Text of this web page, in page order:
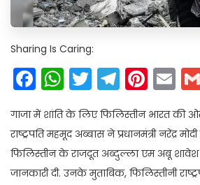
Sharing Is Caring:
Facebook
WhatsApp
Twitter
गाजा में शांति के लिए फिलिस्तीन भारत की
राष्ट्रपति महमूद अब्बास ने प्रधानमंत्री नरेंद्र
फिलिस्तीन के राजदूत अब्दुल्ला एम अबू
जानकारी दी. उनके मुताबिक, फिलिस्तीनी